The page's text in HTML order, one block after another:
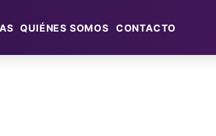
QUIÉNES SOMOS CONTACTO